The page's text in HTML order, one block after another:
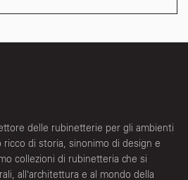
delle rubinetterie per gli ambienti
ricco di storia, sinonimo di design e
collezioni di rubinetteria che si
all’architettura e al mondo della